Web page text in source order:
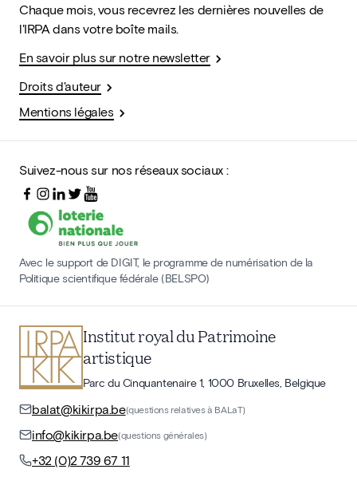
Chaque mois, vous recevrez les dernières nouvelles de
l'IRPA dans votre boîte mails.
En savoir plus sur notre newsletter
Droits d'auteur
Mentions légales
Suivez-nous sur nos réseaux sociaux :
Avec le support de DIGIT, le programme de numérisation de la
Politique scientifique fédérale (BELSPO)
Institut royal du Patrimoine
artistique
Parc du Cinquantenaire 1, 1000 Bruxelles, Belgique
balat@kikirpa.be(questions relatives à BALaT)
info@kikirpa.be(questions générales)
+32 (0)2 739 67 11